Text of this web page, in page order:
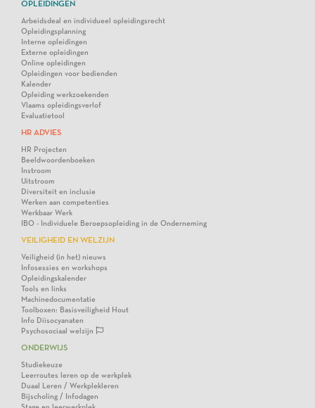
OPLEIDINGEN
Arbeidsdeal en individueel opleidingsrecht
Opleidingsplanning
Interne opleidingen
Externe opleidingen
Online opleidingen
Opleidingen voor bedienden
Kalender
Opleiding werkzoekenden
Vlaams opleidingsverlof
Evaluatietool
HR ADVIES
HR Projecten
Beeldwoordenboeken
Instroom
Uitstroom
Diversiteit en inclusie
Werken aan competenties
Werkbaar Werk
IBO - Individuele Beroepsopleiding in de Onderneming
VEILIGHEID EN WELZIJN
Veiligheid (in het) nieuws
Infosessies en workshops
Opleidingskalender
Tools en links
Machinedocumentatie
Toolboxen: Basisveiligheid Hout
Info Diisocyanaten
Psychosociaal welzijn
ONDERWIJS
Studiekeuze
Leerroutes leren op de werkplek
Duaal Leren / Werkplekleren
Bijscholing / Infodagen